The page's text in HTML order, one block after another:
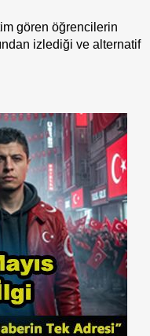
gören öğrencilerin
izlediği ve alternatif